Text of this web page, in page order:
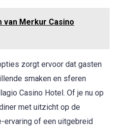
van Merkur Casino
zorgt ervoor dat gasten
smaken en sferen
Casino Hotel. Of je nu op
met uitzicht op de
ervaring of een uitgebreid